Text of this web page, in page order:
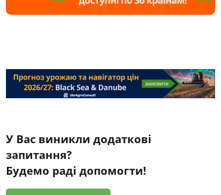
У Вас виникли додаткові
запитання?
Будемо раді допомогти!